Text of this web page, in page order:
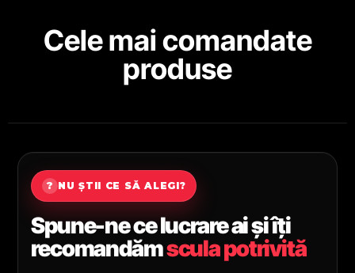
Cele mai comandate
produse
? NU ȘTII CE SĂ ALEGI?
Spune-ne ce lucrare ai și îți
recomandămscula potrivită